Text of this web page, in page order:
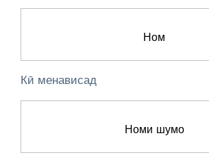
Кӣ менависад